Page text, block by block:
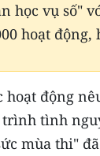
học vụ số"
hoạt
hoạt động
tình
mùa thi"